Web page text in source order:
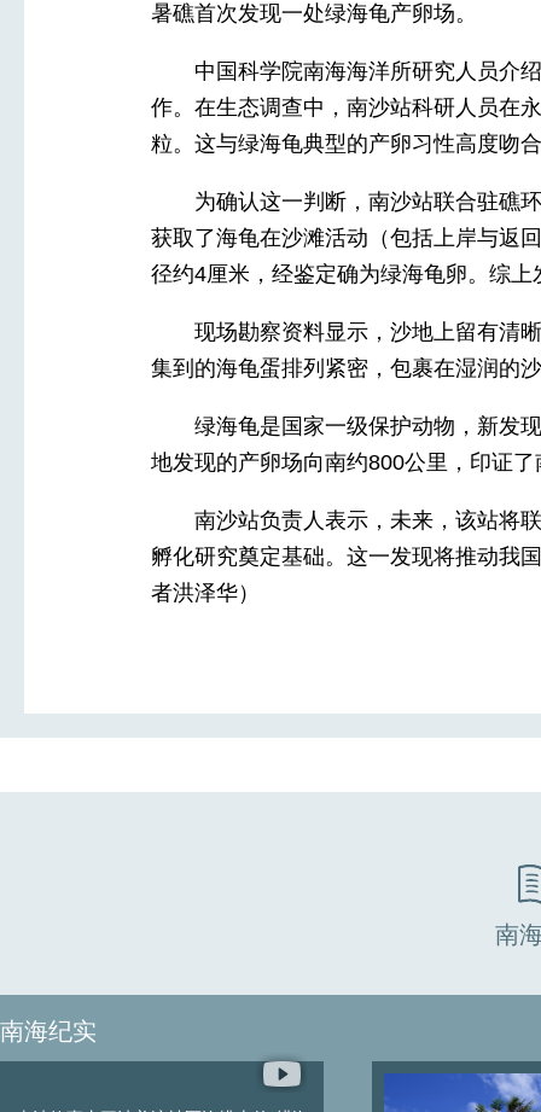
暑礁首次发现一处绿海龟产卵场。
中国科学院南海海洋所研究人员介
作。在生态调查中，南沙站科研人员在
粒。这与绿海龟典型的产卵习性高度吻
为确认这一判断，南沙站联合驻礁
获取了海龟在沙滩活动（包括上岸与返
径约4厘米，经鉴定确为绿海龟卵。综
现场勘察资料显示，沙地上留有清
集到的海龟蛋排列紧密，包裹在湿润的
绿海龟是国家一级保护动物，新发
地发现的产卵场向南约800公里，印证
南沙站负责人表示，未来，该站将
孵化研究奠定基础。这一发现将推动我
者洪泽华）
南
南海纪实